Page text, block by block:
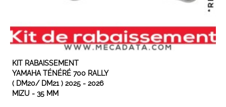
KIT RABAISSEMENT
YAMAHA TÉNÉRÉ 700 RALLY
( DM20/ DM21 ) 2025 - 2026
MIZU - 35 MM